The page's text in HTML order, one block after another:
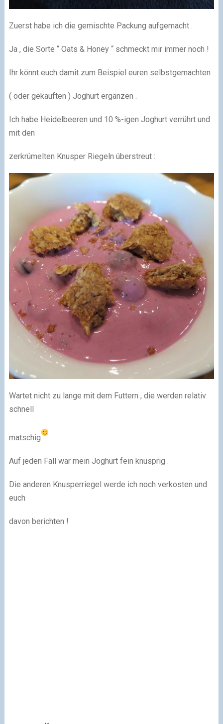
Zuerst habe ich die gemischte Packung aufgemacht .
Ja , die Sorte “ Oats & Honey “ schmeckt mir immer noch !
Ihr könnt euch damit zum Beispiel euren selbstgemachten
( oder gekauften ) Joghurt ergänzen .
Ich habe Heidelbeeren und 10 %-igen Joghurt verrührt und
mit den
zerkrümelten Knusper Riegeln überstreut :
Wartet nicht zu lange mit dem Futtern , die werden relativ
schnell
matschig
Auf jeden Fall war mein Joghurt fein knusprig .
Die anderen Knusperriegel werde ich noch verkosten und
euch
davon berichten !